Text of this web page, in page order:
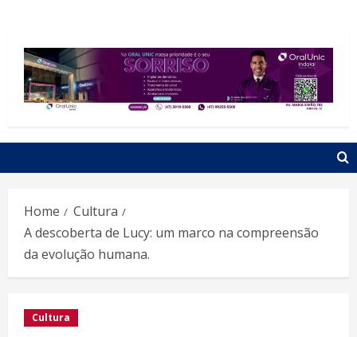
Home
Cultura
A descoberta de Lucy: um marco na compreensão
da evolução humana.
Cultura